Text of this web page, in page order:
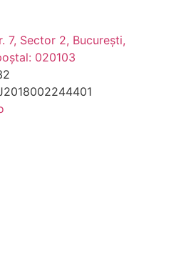
7, Sector 2, București,
020103